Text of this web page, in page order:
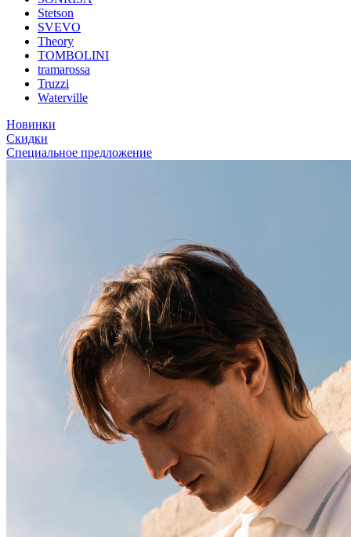
Stetson
SVEVO
Theory
TOMBOLINI
tramarossa
Truzzi
Waterville
Новинки
Скидки
Специальное предложение